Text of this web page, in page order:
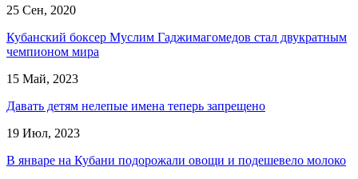
25 Сен, 2020
​Кубанский боксер Муслим Гаджимагомедов стал двукратным
чемпионом мира
15 Май, 2023
Давать детям нелепые имена теперь запрещено
19 Июл, 2023
В январе на Кубани подорожали овощи и подешевело молоко